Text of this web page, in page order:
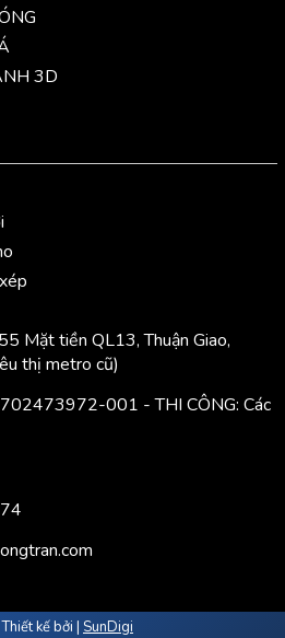
3D
Mặt tiền QL13, Thuận Giao,
thị metro cũ)
001 - THI CÔNG: Các
kế bởi | SunDigi